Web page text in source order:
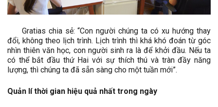
Gratias chia sẻ: “Con người chúng ta có xu hướng thay
đổi, không theo lịch trình. Lịch trình thì khá khó đoán từ góc
nhìn thiên văn học, con người sinh ra là để khởi đầu. Nếu ta
có thể bắt đầu thứ Hai với sự thích thú và tràn đầy năng
lượng, thì chúng ta đã sẵn sàng cho một tuần mới”.
Quản lí thời gian hiệu quả nhất trong ngày